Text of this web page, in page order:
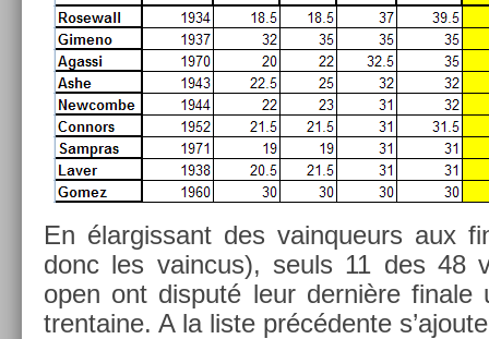
En élar­gissant des vain­queurs aux
donc les vain­cus), seuls 11 des 48
open ont dis­puté leur dernière fin­ale
tren­taine. A la liste précédente